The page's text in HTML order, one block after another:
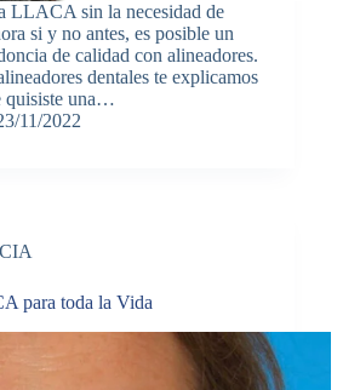
LLACA sin la necesidad de
si y no antes, es posible un
de calidad con alineadores.
dentales te explicamos
quisiste una…
11/2022
para toda la Vida